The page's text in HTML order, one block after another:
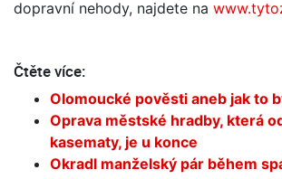
dopravní nehody, najdete na
Čtěte více:
Olomoucké pověsti aneb jak to
Oprava městské hradby, která
kasematy, je u konce
Okradl manželský pár během